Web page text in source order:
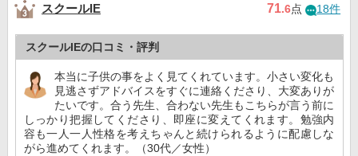
スクールIE 71.6点 18件
スクールIEの口コミ・評判
本当に子供の事をよく見てくれています。小さい変化も
見逃さずアドバイスをすぐに連絡くださり、大変ありが
たいです。合う先生、合わない先生もこちらが言う前に
しっかり把握してくださり、即座に変えてくれます。勉強内
容も一人一人性格を考えちゃんと続けられるように配慮しな
がら進めてくれます。（30代／女性）